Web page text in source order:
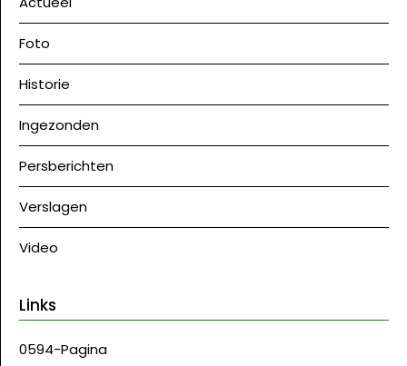
Foto
Historie
Ingezonden
Persberichten
Verslagen
Video
Links
0594-Pagina